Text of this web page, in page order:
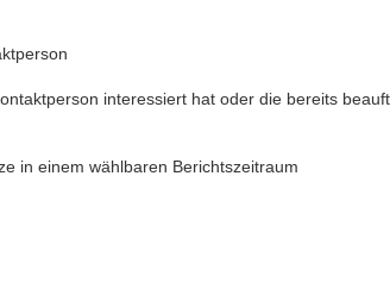
interessiert hat oder die bereits
in einem wählbaren Berichtszeitraum